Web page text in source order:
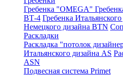
Гребенка "OMEGA"
ВТ-4 Гребенка
Немецкого дизайна ВТN
Раскладки
Раскладка "потолок
Итальянского дизайна AS
АSN
Подвесная система Primet